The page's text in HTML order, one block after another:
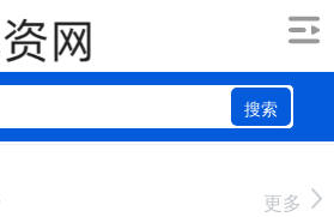
搜索
更多